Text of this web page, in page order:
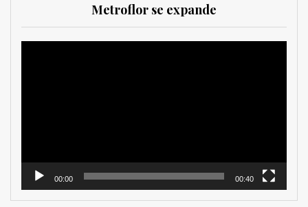
Metroflor se expande
00:00 00:40